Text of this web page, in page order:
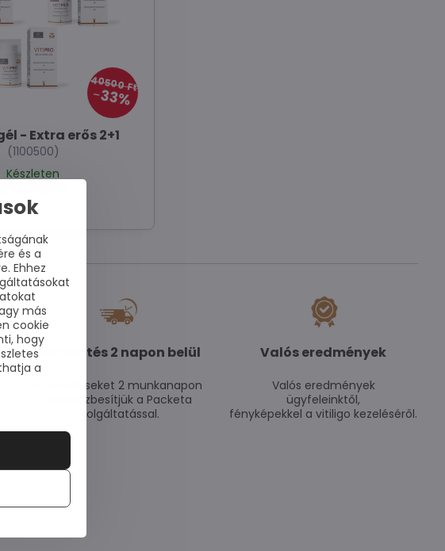
40500 Ft
33%
- Extra erős 2+1
(1100500)
Készleten
Kézbesítés 2 napon belül
A rendeléseket 2 munkanapon
belül kézbesítjük a Packeta
szolgáltatással.
Valós eredmények
Valós eredmények
ügyfeleinktől,
fényképekkel a vitiligo kezeléséről.
és a
Ehhez
más
cookie
hogy
a